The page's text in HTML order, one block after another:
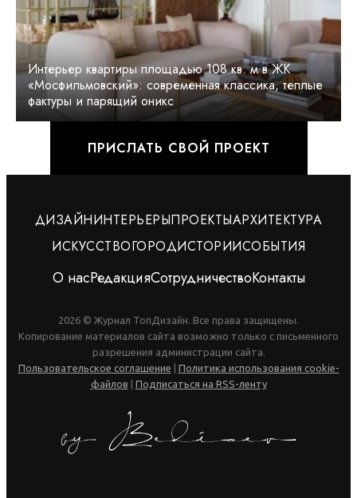
Интерьер квартиры площадью 108 кв. м в ЖК
«Мосфильмовский»: современная классика, теплые
фактуры и парящий оникс
ПРИСЛАТЬ СВОЙ ПРОЕКТ
ДИЗАЙНИНТЕРЬЕРЫПРОЕКТЫАРХИТЕКТУРА
ИСКУССТВОГОРОДИСТОРИИСОБЫТИЯ
О насРедакцияСотрудничествоКонтакты
2026 © Журнал ТопДизайн. Все права защищены.
Копирование материалов сайта возможно только с письменного
разрешения администрации сайта.
Пользовательское соглашение
Политика использования cookie-
файлов
Подписаться на RSS-ленту